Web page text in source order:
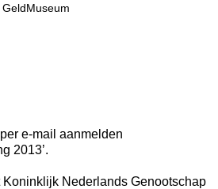
e-mail aanmelden
2013’.
Nederlands Genootschap